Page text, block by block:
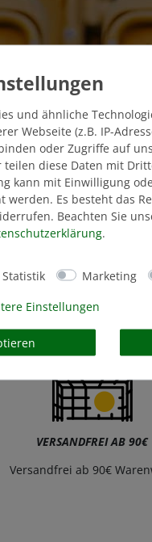
VERSANDFREI AB 90€
Versandfrei ab 90€
und ähnliche
Webseite (z.B. IP-
oder Zugriffe auf
teilen diese Daten mit
kann mit Einwilligung
werden. Es besteht das
Beachten Sie
.
Statistik Marketing
Einstellungen